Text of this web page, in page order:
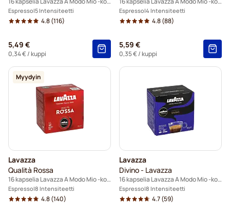
Espresso 5 Intensiteetti
4.8(116)
5,49 €
0,34 €/ kuppi
Espresso 4 Intensiteetti
4.8(88)
5,59 €
0,35 €/ kuppi
Myydyin
Lavazza
Qualità Rossa
16 kapselia Lavazza A Modo Mio -koneisiin
Espresso 8 Intensiteetti
4.8(140)
Lavazza
Divino - Lavazza
16 kapselia Lavazza A Modo Mio -koneisiin
Espresso 8 Intensiteetti
4.7(59)